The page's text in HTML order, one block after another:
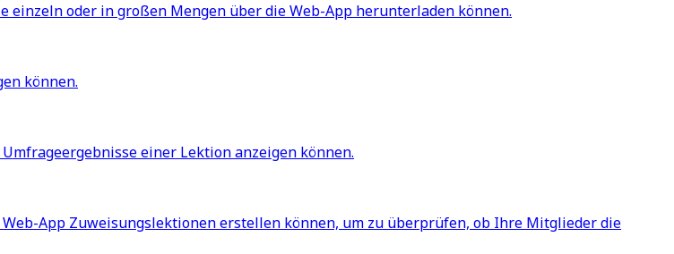
oder in großen Mengen über die Web-App herunterladen können.
können.
einer Lektion anzeigen können.
App Zuweisungslektionen erstellen können, um zu überprüfen, ob Ihre Mitglieder die